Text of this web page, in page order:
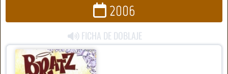
2006
FICHA DE DOBLAJE